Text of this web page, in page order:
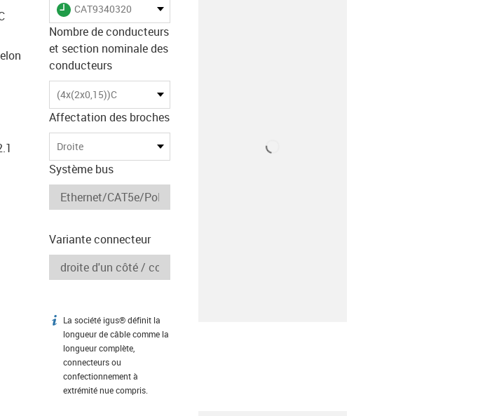
igus-icon-lieferzeit
CAT9340320
Nombre de conducteurs
et section nominale des
conducteurs
(4x(2x0,15))C
Affectation des broches
Droite
Système bus
Variante connecteur
igus-icon-info
La société igus® définit la
longueur de câble comme la
longueur complète,
connecteurs ou
confectionnement à
extrémité nue compris.